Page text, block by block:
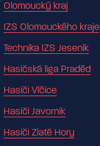
Olomoucký kraj
IZS Olomouckého kraje
Technika IZS Jeseník
Hasičská liga Praděd
Hasiči Vlčice
Hasiči Javorník
Hasiči Zlaté Hory